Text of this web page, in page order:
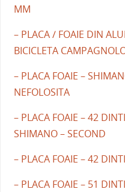
MM
– PLACA / FOAIE DIN
BICICLETA
– PLACA FOAIE –
NEFOLOSITA
– PLACA FOAIE – 42
SHIMANO – SECOND
– PLACA FOAIE – 42
– PLACA FOAIE – 51